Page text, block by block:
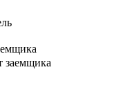
заемщика